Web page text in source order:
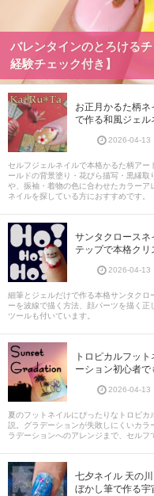
バレンタインのとろける
経験チェック付き】
お正月かるた柄
で作る和風ジェル
2026-04-13
セルフジェルネイルで本格かるた柄ア
ールドの背景塗り・花びら描写・黒縁
や、振袖・着物の色に合わせたカラー
ネイルを探している方におすすめです。
サンタクロース
テップで本格ク
2026-04-13
細筆とジェルだけで作る本格サンタク
ーを波線で描く方法、顔パーツを描く
ツールも付いています。
トロピカルフッ
ーション初心者
2026-04-13
夏のフットネイルにぴったりなトロピ
説。グラデーションが失敗しにくいカ
ラデーションへのアレンジまで、セルフ
七夕ネイル 天の
ぼかし筆で作る宇